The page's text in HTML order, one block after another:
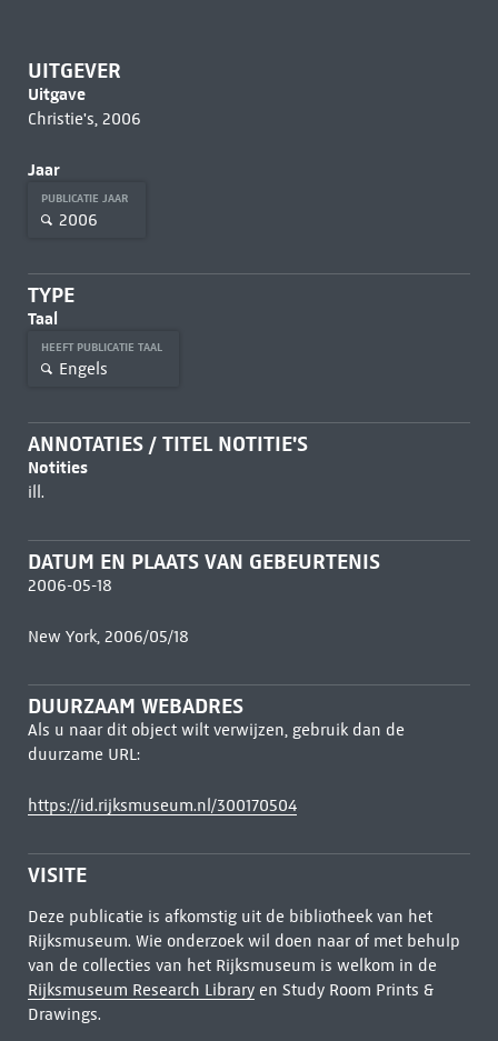
UITGEVER
Uitgave
Christie's, 2006
Jaar
PUBLICATIE JAAR
2006
TYPE
Taal
HEEFT PUBLICATIE TAAL
Engels
ANNOTATIES / TITEL NOTITIE'S
Notities
ill.
DATUM EN PLAATS VAN GEBEURTENIS
2006-05-18
New York, 2006/05/18
DUURZAAM WEBADRES
Als u naar dit object wilt verwijzen, gebruik dan de
duurzame URL:
https://id.rijksmuseum.nl/300170504
VISITE
Deze publicatie is afkomstig uit de bibliotheek van het
Rijksmuseum. Wie onderzoek wil doen naar of met behulp
van de collecties van het Rijksmuseum is welkom in de
Rijksmuseum Research Libraryen Study Room Prints &
Drawings.